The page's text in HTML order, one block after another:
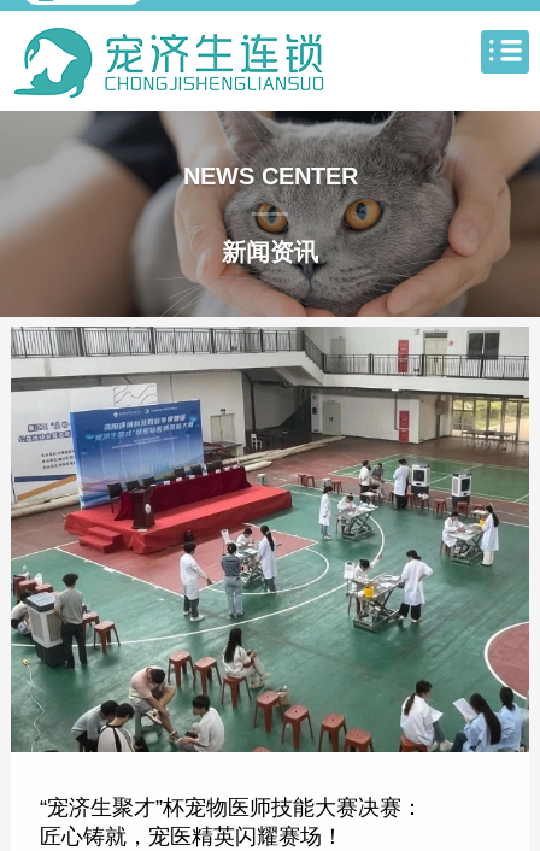
NEWS CENTER
新闻资讯
“宠济生聚才”杯宠物医师技能大赛决赛：
匠心铸就，宠医精英闪耀赛场！